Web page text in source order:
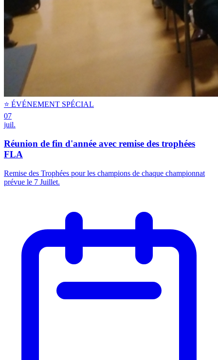
⭐ ÉVÉNEMENT SPÉCIAL
07
juil.
Réunion de fin d'année avec remise des trophées
FLA
Remise des Trophées pour les champions de chaque championnat
prévue le 7 Juillet.